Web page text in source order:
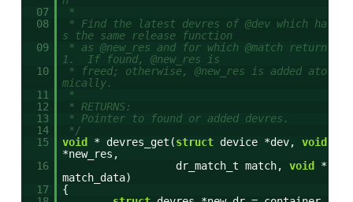
07
*
08
* Find the latest devres of @dev which ha
s the same release function
09
* as @new_res and for which @match return
1. If found, @new_res is
10
* freed; otherwise, @new_res is added ato
mically.
11
*
12
* RETURNS:
13
* Pointer to found or added devres.
14
*/
15
void * devres_get(struct device *dev, void
*new_res,
16
dr_match_t match, void
*
match_data)
17
{